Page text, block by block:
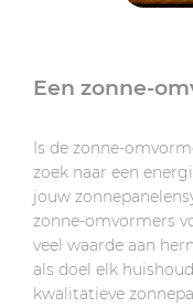
Een zonne-
Is de zonne-
zoek naar een
jouw
zonne-omvormers
veel waarde aan
als doel elk
kwalitatieve